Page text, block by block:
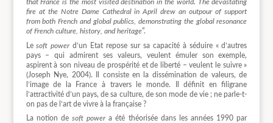
that France is the most visited destination in the world. The devastating
fire at the Notre Dame Cathedral in April drew an outpour of support
from both French and global publics, demonstrating the global resonance
of French culture, history, and heritage”.
Lesoft powerd’un Etat repose sur sa capacité à séduire « d’autres
pays – qui admirent ses valeurs, veulent émuler son exemple,
aspirent à son niveau de prospérité et de liberté – veulent le suivre »
(Joseph Nye, 2004). Il consiste en la dissémination de valeurs, de
l’image de la France à travers le monde. Il définit en filigrane
l’attractivité d’un pays, de sa culture, de son mode de vie ; ne parle-t-
on pas de l’art de vivre à la française ?
La notion desoft powera été théorisée dans les années 1990 par